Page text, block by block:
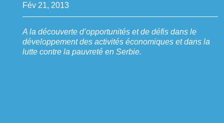
Fév 21, 2013
A la découverte d’opportunités et de défis dans le
développement des activités économiques et dans la
lutte contre la pauvreté en Serbie.